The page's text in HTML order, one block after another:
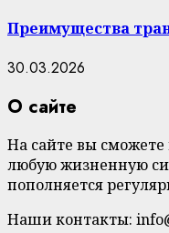
Преимущества
30.03.2026
О сайте
На сайте вы
любую жизненную
пополняется
Наши контакты: